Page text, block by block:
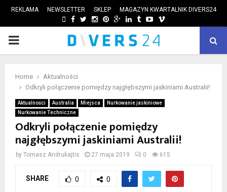
REKLAMA NEWSLETTER SKLEP MAGAZYN KWARTALNIK DIVERS24
FACEBOOK
TWITTER
INSTAGRAM
PINTEREST
GOOGLE
LINKEDIN
TUMBLRYOUTUBE
VIMEO
PRIMARY
Home
Aktualności
Odkryli połączenie pomiędzy najgłębszymi jaskiniami Australii!
Aktualności Australia Miejsca
Nurkowanie jaskiniowe
Nurkowanie Techniczne
Odkryli połączenie pomiędzy
najgłębszymi jaskiniami Australii!
by Tomasz Andrukajtis 27 maja 2019 0 615
SHARE 0 0